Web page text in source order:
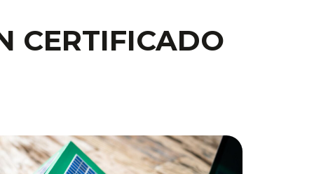
CERTIFICADO